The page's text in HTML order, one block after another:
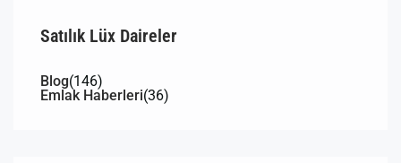
Satılık Lüx Daireler
Blog(146)
Emlak Haberleri(36)